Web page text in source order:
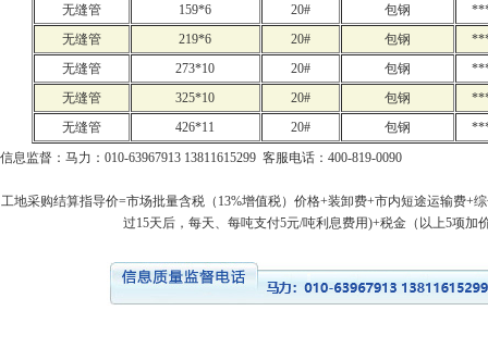
无缝管
159*6 20# 包钢
无缝管
219*6 20# 包钢
无缝管
273*10 20# 包钢
无缝管
325*10 20# 包钢
无缝管
426*11 20# 包钢
信息监督：马力：010-63967913 13811615299 客服电话：400-819-0090
工地采购结算指导价=市场批量含税（13%增值税）价格+装卸费+市内短途运输费+
过15天后，每天、每吨支付5元/吨利息费用)+税金（以上5项加